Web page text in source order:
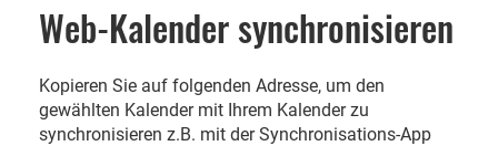
Web-Kalender synchronisieren
Kopieren Sie auf folgenden Adresse, um den
gewählten Kalender mit Ihrem Kalender zu
synchronisieren z.B. mit der Synchronisations-App